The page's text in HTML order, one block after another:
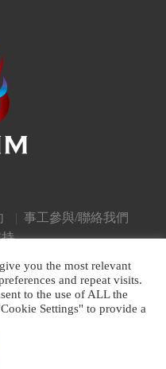
事工參與/聯絡我們
持
機構 澳洲公司注冊號碼
BURNING BUSH
AUSTRALIA）INC.
you the most relevant
and repeat visits.
to the use of ALL the
Settings" to provide a